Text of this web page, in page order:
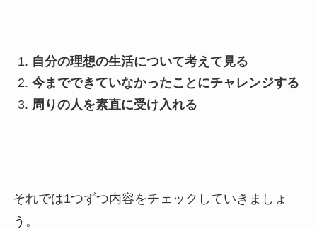
自分の理想の生活について考えて見る
今までできていなかったことにチャレンジする
周りの人を素直に受け入れる
それでは1つずつ内容をチェックしていきましょ
う。